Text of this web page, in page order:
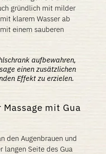
gründlich mit milder
klarem Wasser ab
einem sauberen
aufbewahren,
einen zusätzlichen
Effekt zu erzielen.
mit Gua
den Augenbrauen und
langen Seite des Gua